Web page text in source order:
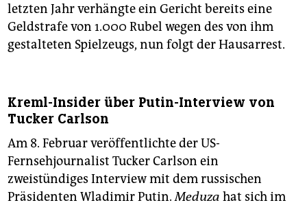
letzten Jahr verhängte ein Gericht bereits eine
Geldstrafe von 1.000 Rubel wegen des von ihm
gestalteten Spielzeugs, nun folgt der Hausarrest.
Kreml-Insider über Putin-Interview von
Tucker Carlson
Am 8. Februar veröffentlichte der US-
Fernsehjournalist Tucker Carlson ein
zweistündiges Interview mit dem russischen
Präsidenten Wladimir Putin.Meduza hat sich im